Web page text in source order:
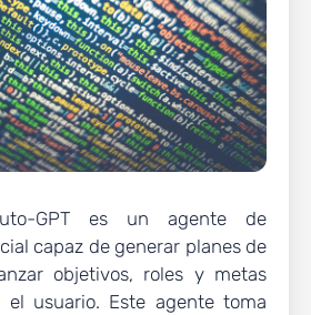
GPT es un agente de
capaz de generar planes de
objetivos, roles y metas
el usuario. Este agente toma